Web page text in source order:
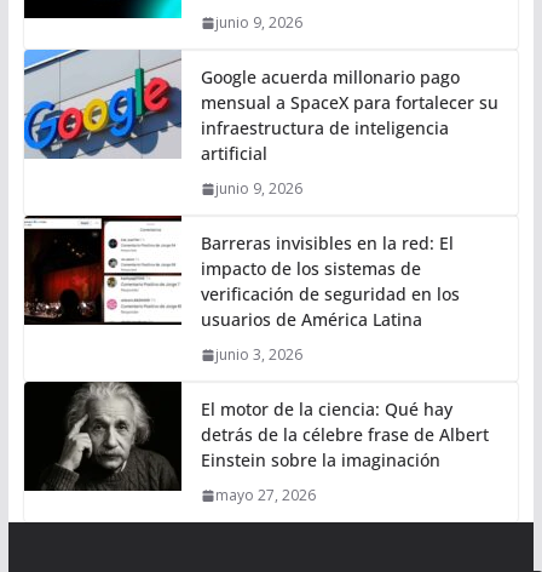
junio 9, 2026
Google acuerda millonario pago
mensual a SpaceX para fortalecer su
infraestructura de inteligencia
artificial
junio 9, 2026
Barreras invisibles en la red: El
impacto de los sistemas de
verificación de seguridad en los
usuarios de América Latina
junio 3, 2026
El motor de la ciencia: Qué hay
detrás de la célebre frase de Albert
Einstein sobre la imaginación
mayo 27, 2026